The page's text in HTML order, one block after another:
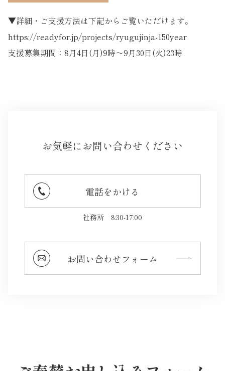
▼詳細・ご支援方法は下記からご覧いただけます。
https://readyfor.jp/projects/ryugujinja-150year
支援募集期間：8月4日(月)9時〜9月30日(火)23時
お気軽にお問い合わせください
電話をかける
社務所 8:30-17:00
お問い合わせフォーム